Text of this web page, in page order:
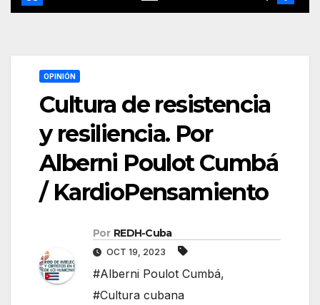
OPINIÓN
Cultura de resistencia
y resiliencia. Por
Alberni Poulot Cumbá
/ KardioPensamiento
Por REDH-Cuba
OCT 19, 2023
#Alberni Poulot Cumbá,
#Cultura cubana